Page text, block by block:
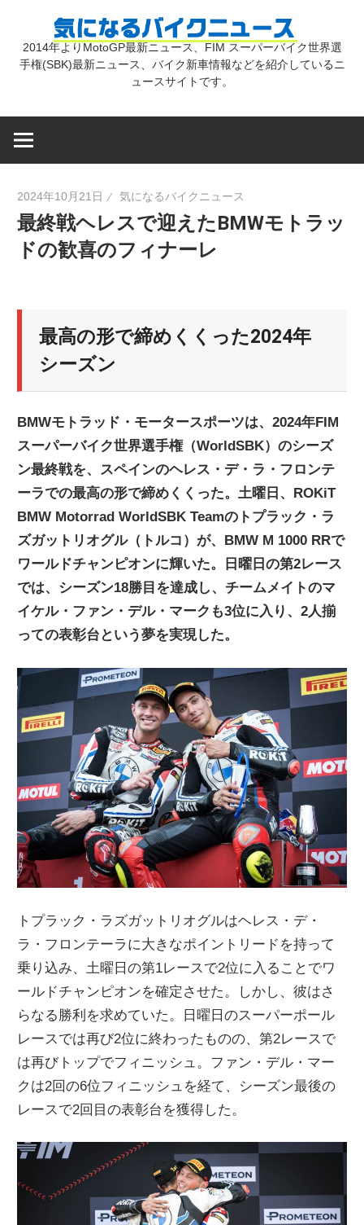
気
バ
ク
ニ
ュ
ー
ス
2014年よりMotoGP最新ニュース、FIM スーパーバイク世界選
手権(SBK)最新ニュース、バイク新車情報などを紹介しているニ
ュースサイトです。
2024年10月21日 気になるバイクニュース
最終戦ヘレスで迎えたBMWモトラッ
ドの歓喜のフィナーレ
最高の形で締めくくった2024年
シーズン
BMWモトラッド・モータースポーツは、2024年FIM
スーパーバイク世界選手権（WorldSBK）のシーズ
ン最終戦を、スペインのヘレス・デ・ラ・フロンテ
ーラでの最高の形で締めくくった。土曜日、ROKiT
BMW Motorrad WorldSBK Teamのトプラック・ラ
ズガットリオグル（トルコ）が、BMW M 1000 RRで
ワールドチャンピオンに輝いた。日曜日の第2レース
では、シーズン18勝目を達成し、チームメイトのマ
イケル・ファン・デル・マークも3位に入り、2人揃
っての表彰台という夢を実現した。
トプラック・ラズガットリオグルはヘレス・デ・
ラ・フロンテーラに大きなポイントリードを持って
乗り込み、土曜日の第1レースで2位に入ることでワ
ールドチャンピオンを確定させた。しかし、彼はさ
らなる勝利を求めていた。日曜日のスーパーポール
レースでは再び2位に終わったものの、第2レースで
は再びトップでフィニッシュ。ファン・デル・マー
クは2回の6位フィニッシュを経て、シーズン最後の
レースで2回目の表彰台を獲得した。